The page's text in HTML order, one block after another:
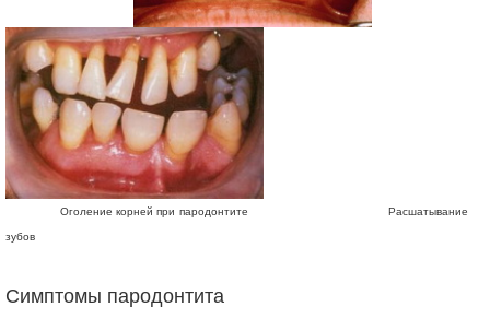
Оголение корней при пародонтите Расшатывание
зубов
Симптомы пародонтита